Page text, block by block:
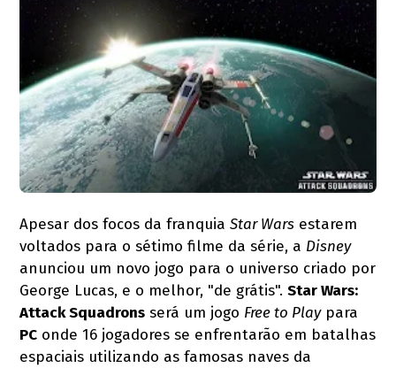
Apesar dos focos da franquiaStar Wars estarem
voltados para o sétimo filme da série, a Disney
anunciou um novo jogo para o universo criado por
George Lucas, e o melhor, "de grátis".Star Wars:
Attack Squadrons será um jogo Free to Playpara
PC onde 16 jogadores se enfrentarão em batalhas
espaciais utilizando as famosas naves da